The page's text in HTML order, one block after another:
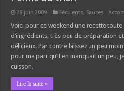
28 juin 2009 Féculents, Sauces -
Voici pour ce weekend une recette
d’ingrédients, très peu de préparation
délicieux. Par contre laissez un peu
pour ma part qu’il en manquait un peu,
cuisson.
Lire la suite »